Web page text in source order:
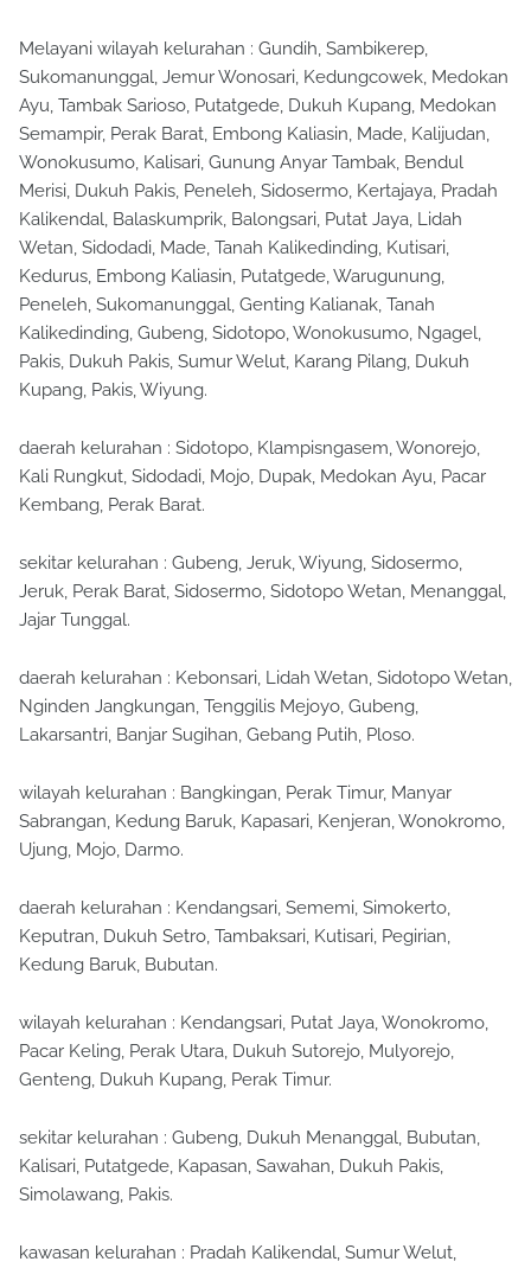
Melayani wilayah kelurahan : Gundih, Sambikerep,
Sukomanunggal, Jemur Wonosari, Kedungcowek, Medokan
Ayu, Tambak Sarioso, Putatgede, Dukuh Kupang, Medokan
Semampir, Perak Barat, Embong Kaliasin, Made, Kalijudan,
Wonokusumo, Kalisari, Gunung Anyar Tambak, Bendul
Merisi, Dukuh Pakis, Peneleh, Sidosermo, Kertajaya, Pradah
Kalikendal, Balaskumprik, Balongsari, Putat Jaya, Lidah
Wetan, Sidodadi, Made, Tanah Kalikedinding, Kutisari,
Kedurus, Embong Kaliasin, Putatgede, Warugunung,
Peneleh, Sukomanunggal, Genting Kalianak, Tanah
Kalikedinding, Gubeng, Sidotopo, Wonokusumo, Ngagel,
Pakis, Dukuh Pakis, Sumur Welut, Karang Pilang, Dukuh
Kupang, Pakis, Wiyung.
daerah kelurahan : Sidotopo, Klampisngasem, Wonorejo,
Kali Rungkut, Sidodadi, Mojo, Dupak, Medokan Ayu, Pacar
Kembang, Perak Barat.
sekitar kelurahan : Gubeng, Jeruk, Wiyung, Sidosermo,
Jeruk, Perak Barat, Sidosermo, Sidotopo Wetan, Menanggal,
Jajar Tunggal.
daerah kelurahan : Kebonsari, Lidah Wetan, Sidotopo Wetan,
Nginden Jangkungan, Tenggilis Mejoyo, Gubeng,
Lakarsantri, Banjar Sugihan, Gebang Putih, Ploso.
wilayah kelurahan : Bangkingan, Perak Timur, Manyar
Sabrangan, Kedung Baruk, Kapasari, Kenjeran, Wonokromo,
Ujung, Mojo, Darmo.
daerah kelurahan : Kendangsari, Sememi, Simokerto,
Keputran, Dukuh Setro, Tambaksari, Kutisari, Pegirian,
Kedung Baruk, Bubutan.
wilayah kelurahan : Kendangsari, Putat Jaya, Wonokromo,
Pacar Keling, Perak Utara, Dukuh Sutorejo, Mulyorejo,
Genteng, Dukuh Kupang, Perak Timur.
sekitar kelurahan : Gubeng, Dukuh Menanggal, Bubutan,
Kalisari, Putatgede, Kapasan, Sawahan, Dukuh Pakis,
Simolawang, Pakis.
kawasan kelurahan : Pradah Kalikendal, Sumur Welut,